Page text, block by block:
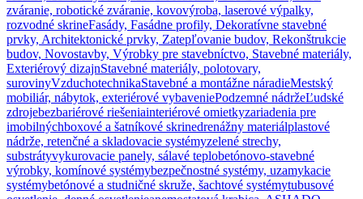
zváranie, robotické zváranie, kovovýroba, laserové výpalky,
rozvodné skrineFasády, Fasádne profily, Dekoratívne stavebné
prvky, Architektonické prvky, Zatepľovanie budov, Rekonštrukcie
budov, Novostavby, Výrobky pre stavebníctvo, Stavebné materiály,
Exteriérový dizajnStavebné materiály, polotovary,
surovinyVzduchotechnikaStavebné a montážne náradieMestský
mobiliár, nábytok, exteriérové vybaveniePodzemné nádržeĽudské
zdrojebezbariérové riešeniainteriérové omietkyzariadenia pre
imobilnýchboxové a šatníkové skrinedrenážny materiálplastové
nádrže, retenčné a skladovacie systémyzelené strechy,
substrátyvykurovacie panely, sálavé teplobetónovo-stavebné
výrobky, komínové systémybezpečnostné systémy, uzamykacie
systémybetónové a studničné skruže, šachtové systémytubusové